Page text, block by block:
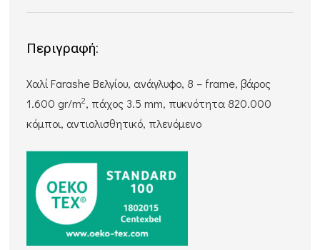
Περιγραφή:
Χαλί Farashe Βελγίου, ανάγλυφο, 8 – frame, βάρος
1.600 gr/m2, πάχος 3.5 mm, πυκνότητα 820.000
κόμποι, αντιολισθητικό, πλενόμενο